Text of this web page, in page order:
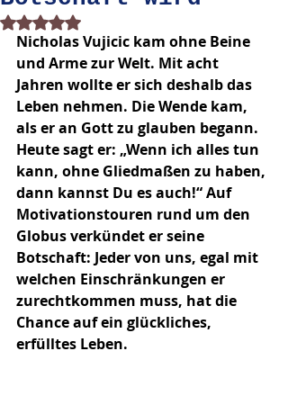
Mit NaN von 5 Sternen bewertet.
Nicholas Vujicic kam ohne Beine
und Arme zur Welt. Mit acht
Jahren wollte er sich deshalb das
Leben nehmen. Die Wende kam,
als er an Gott zu glauben begann.
Heute sagt er: „Wenn ich alles tun
kann, ohne Gliedmaßen zu haben,
dann kannst Du es auch!“ Auf
Motivationstouren rund um den
Globus verkündet er seine
Botschaft: Jeder von uns, egal mit
welchen Einschränkungen er
zurechtkommen muss, hat die
Chance auf ein glückliches,
erfülltes Leben.